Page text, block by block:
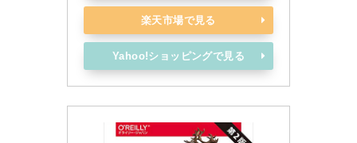
楽天市場で見る
Yahoo!ショッピングで見る